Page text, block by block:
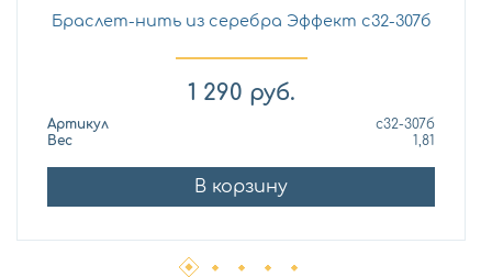
Браслет-нить из серебра Эффект с32-307б
1 290 руб.
Артикул
с32-307б
Вес
1,81
В корзину